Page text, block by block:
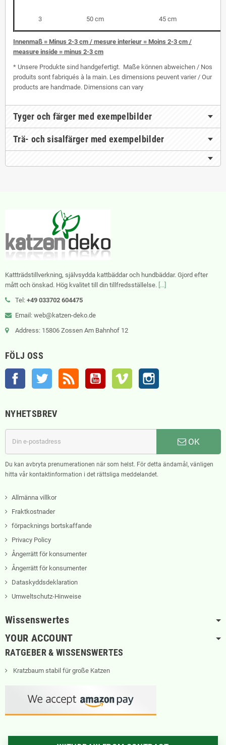
3 50 cm 45 cm
Innenmaß = Minus 2-3 cm / mesure interieur = Moins 2-3 cm /
measure inside = minus 2-3 cm
* Unsere Produkte sind handgefertigt. Maße können abweichen / Nos
produits sont fabriqués à la main. Les dimensions peuvent varier / Our
products are handmade. Dimensions can vary
Tyger och färger med exempelbilder
Trä- och sisalfärger med exempelbilder
Kattträdstillverkning, självsydda kattbäddar och hundbäddar. Gjord efter
mått och önskad. Hög kvalitet till din tillfredsställelse. [...]
Tel: +49 033702 604475
Email: web@katzen-deko.de
Address: 15806 Zossen Am Bahnhof 12
FÖLJ OSS
Facebook Twitter RSS YouTube Vimeo
NYHETSBREV
OK
Du kan avbryta prenumerationen när som helst. För detta ändamål, vänligen
hitta vår kontaktinformation i det rättsliga meddelandet.
Allmänna villkor
Fraktkostnader
förpacknings bortskaffande
Privacy Policy
Ångerrätt för konsumenter
Ångerrätt för konsumenter
Dataskyddsdeklaration
Umweltschutz-Hinweise
Wissenswertes
YOUR ACCOUNT
RATGEBER & WISSENSWERTES
Kratzbaum stabil für große Katzen